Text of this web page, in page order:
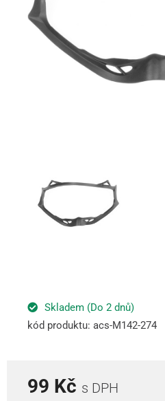
Skladem (Do 2 dnů)
kód produktu: acs-M142-274
99 Kč s DPH